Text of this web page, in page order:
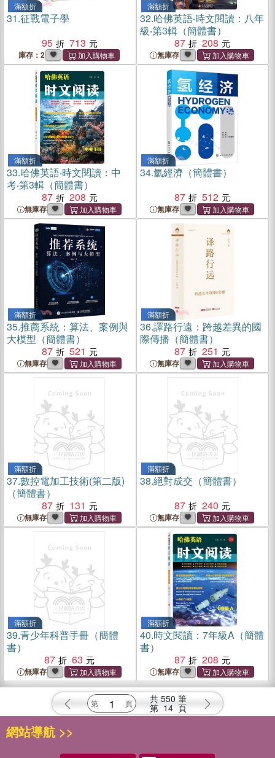
滿額折
31.征戰電子學
95
713
庫存：2
滿額折
32.哈佛英語‧時文閱讀：八年
級‧第3輯（簡體書）
87
208
無庫存
滿額折
33.哈佛英語‧時文閱讀：中
考‧第3輯（簡體書）
87
208
無庫存
滿額折
34.氫經濟（簡體書）
87
512
無庫存
滿額折
35.推薦系統：算法、案例與
大模型（簡體書）
87
521
無庫存
滿額折
36.譯路行遠：跨越差異的國
際傳播（簡體書）
87
251
無庫存
滿額折
37.數控電加工技術(第二版)
（簡體書）
87
131
無庫存
滿額折
38.絕對成交（簡體書）
87
240
無庫存
滿額折
39.青少年科普手冊（簡體
書）
87
63
無庫存
滿額折
40.時文閱讀：7年級A（簡體
書）
87
208
無庫存
共 550 筆
第 14 頁
網站導航 >>